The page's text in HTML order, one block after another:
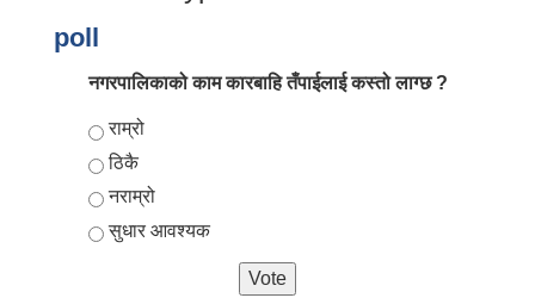
poll
नगरपालिकाको काम कारबाहि तँपाईलाई कस्तो लाग्छ ?
Choices
राम्रो
ठिकै
नराम्रो
सुधार आवश्यक